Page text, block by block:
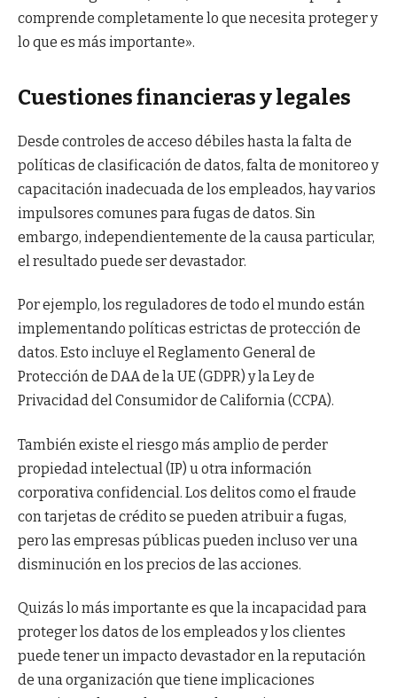
comprende completamente lo que necesita proteger y
lo que es más importante».
Cuestiones financieras y legales
Desde controles de acceso débiles hasta la falta de
políticas de clasificación de datos, falta de monitoreo y
capacitación inadecuada de los empleados, hay varios
impulsores comunes para fugas de datos. Sin
embargo, independientemente de la causa particular,
el resultado puede ser devastador.
Por ejemplo, los reguladores de todo el mundo están
implementando políticas estrictas de protección de
datos. Esto incluye el Reglamento General de
Protección de DAA de la UE (GDPR) y la Ley de
Privacidad del Consumidor de California (CCPA).
También existe el riesgo más amplio de perder
propiedad intelectual (IP) u otra información
corporativa confidencial. Los delitos como el fraude
con tarjetas de crédito se pueden atribuir a fugas,
pero las empresas públicas pueden incluso ver una
disminución en los precios de las acciones.
Quizás lo más importante es que la incapacidad para
proteger los datos de los empleados y los clientes
puede tener un impacto devastador en la reputación
de una organización que tiene implicaciones